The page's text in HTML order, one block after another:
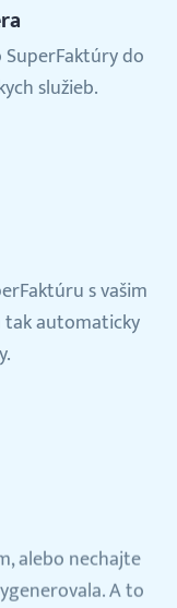
do
služieb.
s vašim
tak automaticky
alebo nechajte
A to